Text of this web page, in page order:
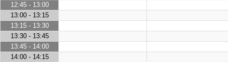
12:45 - 13:00
13:00 - 13:15
13:15 - 13:30
13:30 - 13:45
13:45 - 14:00
14:00 - 14:15